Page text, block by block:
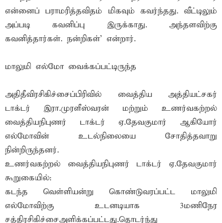
என்னைப் பராமரித்தவிதம் மிகவும் கவர்ந்தது. வீட்டிலும்
அப்படி கவனிப்பு இருக்காது. அந்தளவிற்கு
கவனித்தார்கள். நன்றிகள்' என்றார்.
மாலுமி எல்மோ வைக்கப்பட்டிருந்த
அதிதீவிரசிகிச்சைப்பிரிவில் வைத்திய அத்தியட்சகர்
டாக்டர் இரா.முரளீஸ்வரன் மற்றும் உணர்வகற்றல்
வைத்தியநிபுணர் டாக்டர் ஏ.தேவகுமார் ஆகியோர்
எல்மோவின் உடல்நிலையை சோதித்தவாறு
நின்றிருந்தனர்.
உணர்வகற்றல் வைத்தியநிபுணர் டாக்டர் ஏ.தேவகுமார்
கூறுகையில்:
கடந்த வெள்ளியன்று கொண்டுவரப்பட்ட மாலுமி
எல்மோவிற்கு உடனடியாக 3மணிநேர
சத்திரசிகிச்சைஅளிக்கப்பட்டது.தொடர்ந்து